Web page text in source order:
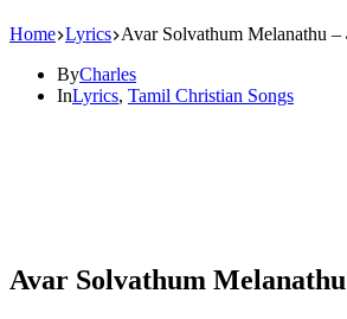
Home Lyrics Avar Solvathum
ByCharles
InLyrics, Tamil Christian Songs
Avar Solvathum